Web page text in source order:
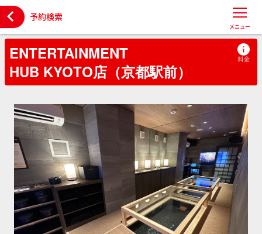
 予約検索
メニュー
ENTERTAINMENT
HUB KYOTO店（京都駅前）